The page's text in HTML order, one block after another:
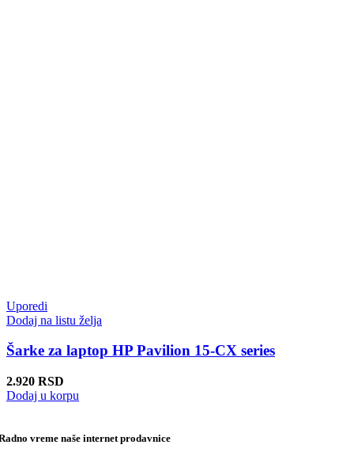
Uporedi
Dodaj na listu želja
Šarke za laptop HP Pavilion 15-CX series
2.920 RSD
Dodaj u korpu
vreme naše internet prodavnice